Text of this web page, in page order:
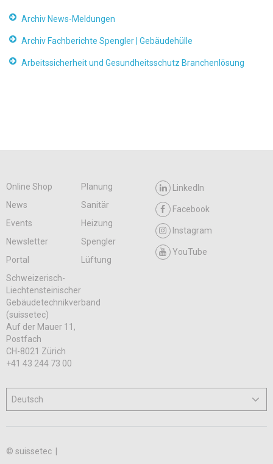
Archiv News-Meldungen
Archiv Fachberichte Spengler | Gebäudehülle
Arbeitssicherheit und Gesundheitsschutz Branchenlösung
Online Shop
Planung
News
Sanitär
Events
Heizung
Newsletter
Spengler
Portal
Lüftung
LinkedIn
Facebook
Instagram
YouTube
Schweizerisch-
Liechtensteinischer
Gebäudetechnikverband
(suissetec)
Auf der Mauer 11,
Postfach
CH-8021 Zürich
+41 43 244 73 00
© suissetec |